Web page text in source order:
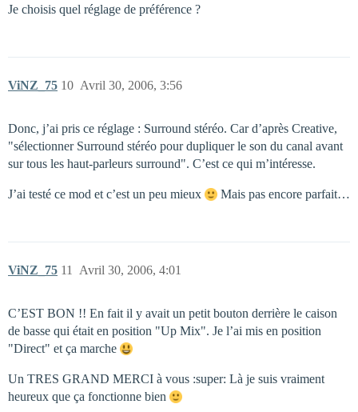
Je choisis quel réglage de préférence ?
ViNZ_75 Avril 30, 2006, 3:56
10
Donc, j’ai pris ce réglage : Surround stéréo. Car d’après Creative,
"sélectionner Surround stéréo pour dupliquer le son du canal avant
sur tous les haut-parleurs surround". C’est ce qui m’intéresse.
J’ai testé ce mod et c’est un peu mieux Mais pas encore parfait…
ViNZ_75 Avril 30, 2006, 4:01
11
C’EST BON !! En fait il y avait un petit bouton derrière le caison
de basse qui était en position "Up Mix". Je l’ai mis en position
"Direct" et ça marche
Un TRES GRAND MERCI à vous :super: Là je suis vraiment
heureux que ça fonctionne bien